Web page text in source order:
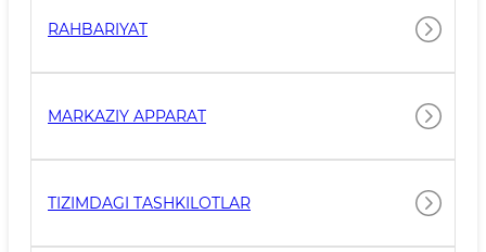
RAHBARIYAT
MARKAZIY APPARAT
TIZIMDAGI TASHKILOTLAR